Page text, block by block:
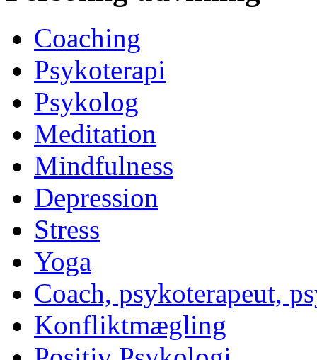
Coaching
Psykoterapi
Psykolog
Meditation
Mindfulness
Depression
Stress
Yoga
Coach, psykoterapeut,
Konfliktmægling